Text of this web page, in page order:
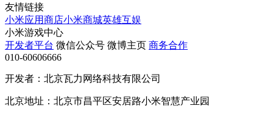
友情链接
小米应用商店小米商城英雄互娱
小米游戏中心
开发者平台 微信公众号 微博主页 商务合作
010-60606666
开发者：北京瓦力网络科技有限公司
北京地址：北京市昌平区安居路小米智慧产业园